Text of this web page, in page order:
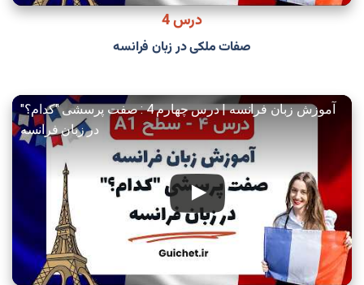
درس 4
صفات ملکی در زبان فرانسه
آموزش زبان فرانسه | درس چهارم 4 : صفت پرسشی "کدام؟"
در زبان فرانسه